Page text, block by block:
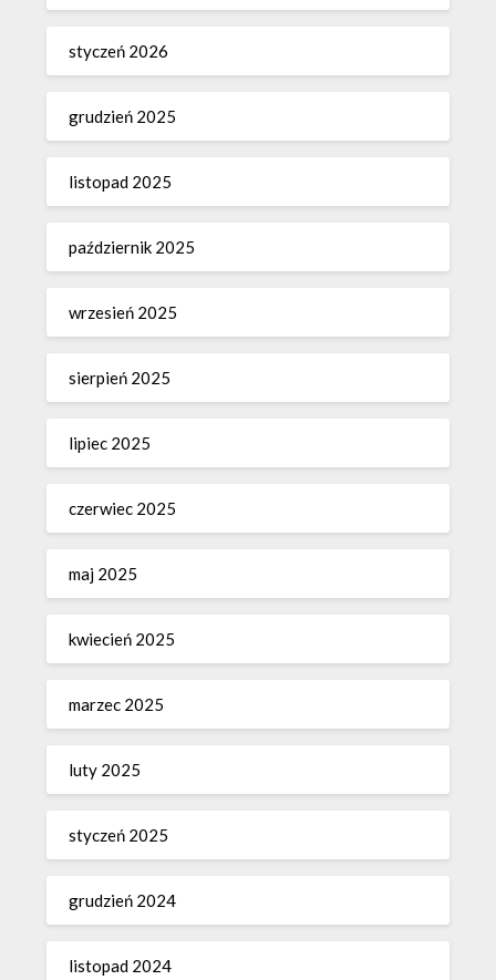
styczeń 2026
grudzień 2025
listopad 2025
październik 2025
wrzesień 2025
sierpień 2025
lipiec 2025
czerwiec 2025
maj 2025
kwiecień 2025
marzec 2025
luty 2025
styczeń 2025
grudzień 2024
listopad 2024